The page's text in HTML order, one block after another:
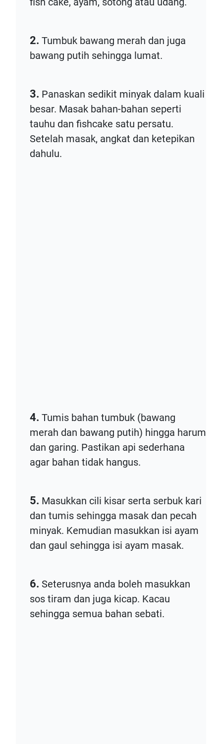
2. Tumbuk bawang merah dan juga
bawang putih sehingga lumat.
3. Panaskan sedikit minyak dalam kuali
besar. Masak bahan-bahan seperti
tauhu dan fishcake satu persatu.
Setelah masak, angkat dan ketepikan
dahulu.
4. Tumis bahan tumbuk (bawang
merah dan bawang putih) hingga harum
dan garing. Pastikan api sederhana
agar bahan tidak hangus.
5. Masukkan cili kisar serta serbuk kari
dan tumis sehingga masak dan pecah
minyak. Kemudian masukkan isi ayam
dan gaul sehingga isi ayam masak.
6. Seterusnya anda boleh masukkan
sos tiram dan juga kicap. Kacau
sehingga semua bahan sebati.